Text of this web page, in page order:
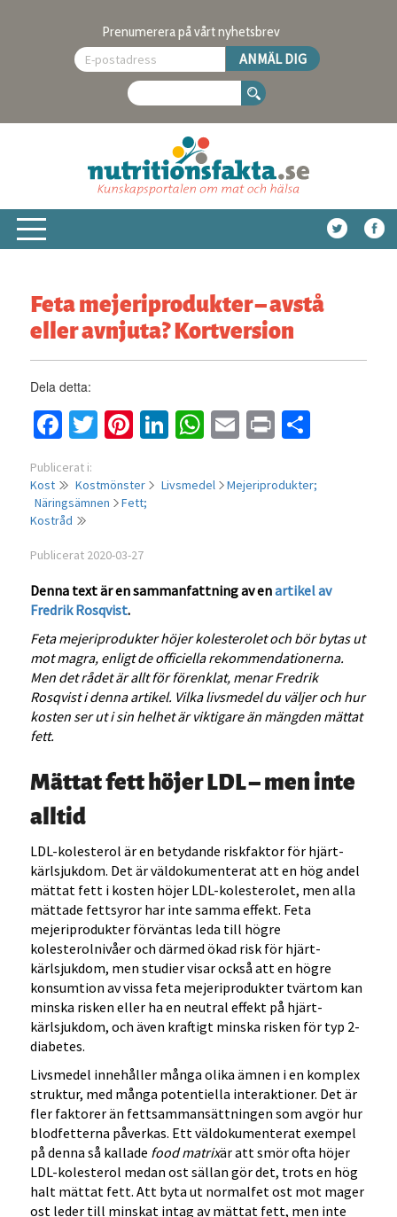
Prenumerera på vårt nyhetsbrev
Feta mejeriprodukter – avstå
eller avnjuta? Kortversion
Dela detta:
Facebook
Twitter
Pinterest
LinkedIn
WhatsApp
Email
Print
Publicerat i:
Kost
Kostmönster Livsmedel
Mejeriprodukter;
Näringsämnen
Fett;
Kostråd
Publicerat 2020-03-27
Denna text är en sammanfattning av enartikel av
Fredrik Rosqvist.
Feta mejeriprodukter höjer kolesterolet och bör bytas ut
mot magra, enligt de officiella rekommendationerna.
Men det rådet är allt för förenklat, menar Fredrik
Rosqvist i denna artikel. Vilka livsmedel du väljer och hur
kosten ser ut i sin helhet är viktigare än mängden mättat
fett.
Mättat fett höjer LDL – men inte
alltid
LDL-kolesterol är en betydande riskfaktor för hjärt-
kärlsjukdom. Det är väldokumenterat att en hög andel
mättat fett i kosten höjer LDL-kolesterolet, men alla
mättade fettsyror har inte samma effekt. Feta
mejeriprodukter förväntas leda till högre
kolesterolnivåer och därmed ökad risk för hjärt-
kärlsjukdom, men studier visar också att en högre
konsumtion av vissa feta mejeriprodukter tvärtom kan
minska risken eller ha en neutral effekt på hjärt-
kärlsjukdom, och även kraftigt minska risken för typ 2-
diabetes.
Livsmedel innehåller många olika ämnen i en komplex
struktur, med många potentiella interaktioner. Det är
fler faktorer än fettsammansättningen som avgör hur
blodfetterna påverkas. Ett väldokumenterat exempel
på denna så kallade food matrixär att smör ofta höjer
LDL-kolesterol medan ost sällan gör det, trots en hög
halt mättat fett. Att byta ut normalfet ost mot mager
ost leder till minskat intag av mättat fett, men inte